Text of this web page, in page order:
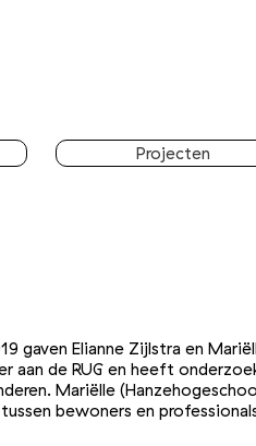
Projecten
gaven Elianne Zijlstra en
aan de RUG en heeft
Mariëlle
bewoners en